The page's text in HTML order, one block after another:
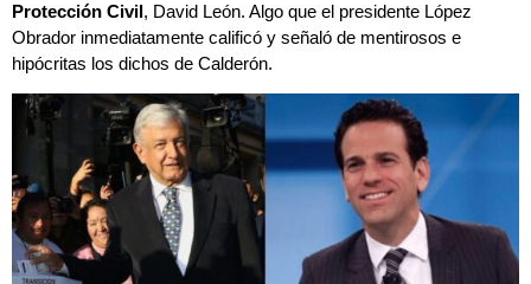
Protección Civil, David León. Algo que el presidente López
Obrador inmediatamente calificó y señaló de mentirosos e
hipócritas los dichos de Calderón.